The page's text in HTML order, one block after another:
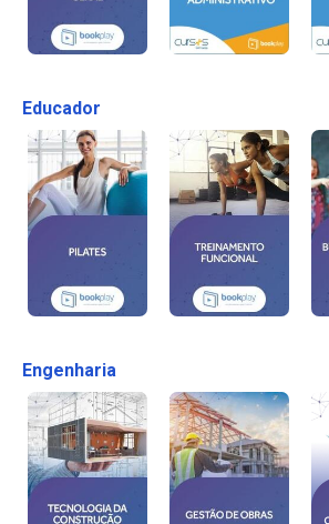
Educador
Engenharia